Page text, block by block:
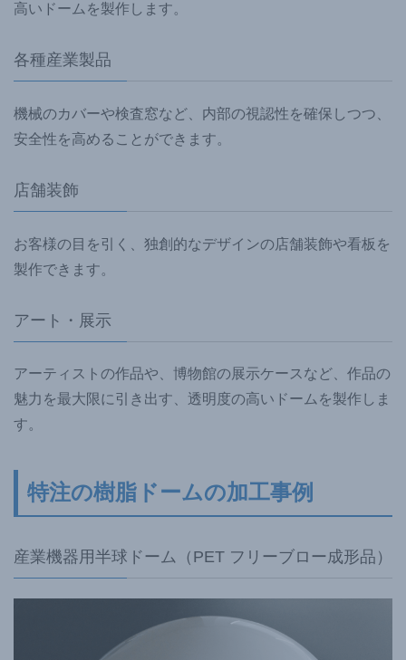
高いドームを製作します。
各種産業製品
機械のカバーや検査窓など、内部の視認性を確保しつつ、
安全性を高めることができます。
店舗装飾
お客様の目を引く、独創的なデザインの店舗装飾や看板を
製作できます。
アート・展示
アーティストの作品や、博物館の展示ケースなど、作品の
魅力を最大限に引き出す、透明度の高いドームを製作しま
す。
特注の樹脂ドームの加工事例
産業機器用半球ドーム（PET フリーブロー成形品）